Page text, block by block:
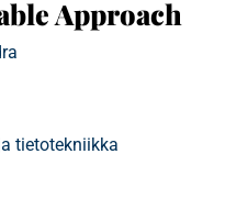
Approach
tietotekniikka